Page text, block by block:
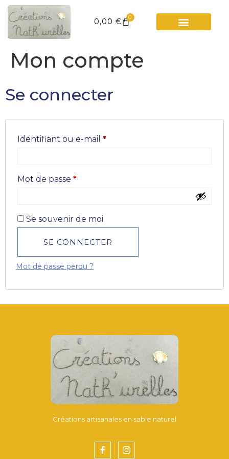
0,00 € 0
Mon compte
Se connecter
Identifiant ou e-mail *
Mot de passe *
Se souvenir de moi
SE CONNECTER
Mot de passe perdu ?
Créations artisanales en sable naturel